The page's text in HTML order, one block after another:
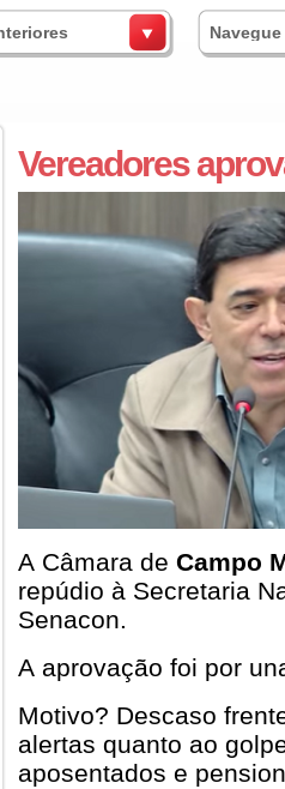
Vereadores
A Câmara de Campo
repúdio à Secretaria
Senacon.
A aprovação foi por
Motivo? Descaso
alertas quanto ao
aposentados e